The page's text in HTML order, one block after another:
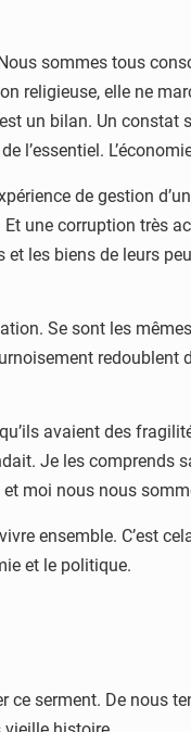
sommes tous
religieuse, elle ne
un bilan. Un
l’essentiel.
de gestion
une corruption très
les biens de leurs
Se sont les
avaient des
Je les comprends
moi nous nous
ensemble. C’est
et le politique.
serment. De nous